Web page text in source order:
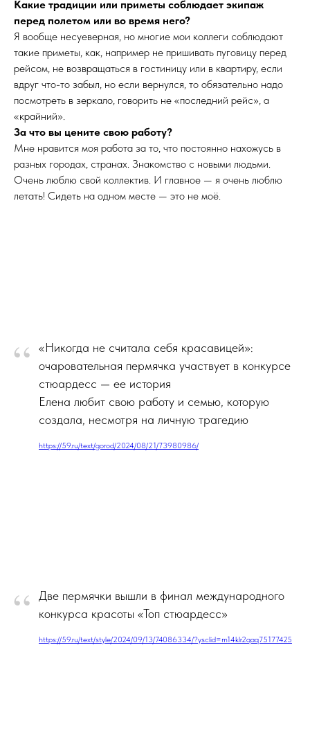
Какие традиции или приметы соблюдает экипаж
перед полетом или во время него?
Я вообще несуеверная, но многие мои коллеги соблюдают
такие приметы, как, например не пришивать пуговицу перед
рейсом, не возвращаться в гостиницу или в квартиру, если
вдруг что-то забыл, но если вернулся, то обязательно надо
посмотреть в зеркало, говорить не «последний рейс», а
«крайний».
За что вы цените свою работу?
Мне нравится моя работа за то, что постоянно нахожусь в
разных городах, странах. Знакомство с новыми людьми.
Очень люблю свой коллектив. И главное — я очень люблю
летать! Сидеть на одном месте — это не моё.
“
«Никогда не считала себя красавицей»:
очаровательная пермячка участвует в конкурсе
стюардесс — ее история
Елена любит свою работу и семью, которую
создала, несмотря на личную трагедию
https://59.ru/text/gorod/2024/08/21/73980986/
“
Две пермячки вышли в финал международного
конкурса красоты «Топ стюардесс»
https://59.ru/text/style/2024/09/13/74086334/?ysclid=m14klr2qaq75177425